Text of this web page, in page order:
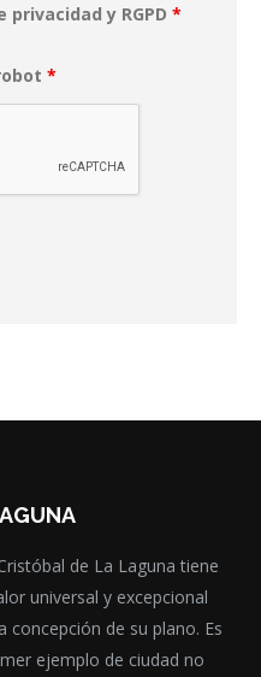
y RGPD *
*
de La Laguna tiene
universal y excepcional
concepción de su plano. Es
ejemplo de ciudad no